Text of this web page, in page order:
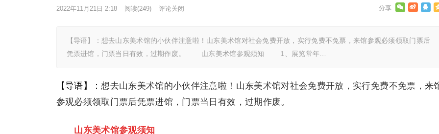
2022年11月21日 2:18 阅读(249) 评论关闭
【导语】：想去山东美术馆的小伙伴注意啦！山东美术馆对社会免费开放，实行免费不免票，来馆参观必须领取门票后
凭票进馆，门票当日有效，过期作废。 山东美术馆参观须知 1、展览常年…
【导语】：想去山东美术馆的小伙伴注意啦！山东美术馆对社会免费开放，实行免费不免票，来
参观必须领取门票后凭票进馆，门票当日有效，过期作废。
山东美术馆参观须知